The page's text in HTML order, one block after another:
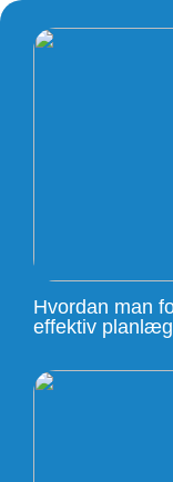
Hvordan man
effektiv